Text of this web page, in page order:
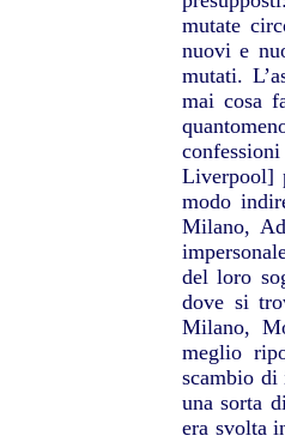
mutate
nuovi e
mutati.
mai cosa
Liverpool]
modo
Milano,
del loro
dove si
Milano,
meglio
scambio
una sorta
era svolta